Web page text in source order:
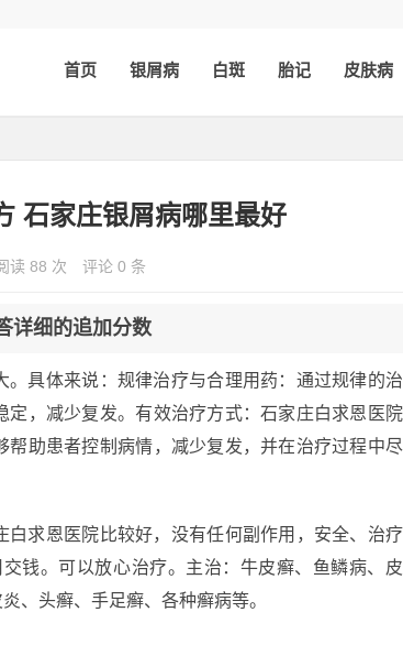
首页 银屑病 白斑 胎记 皮肤病
石家庄银屑病哪里最好
读 88 次 评论 0 条
详细的追加分数
具体来说：规律治疗与合理用药：通过规律的治
，减少复发。有效治疗方式：石家庄白求恩医院
助患者控制病情，减少复发，并在治疗过程中尽
求恩医院比较好，没有任何副作用，安全、治疗
钱。可以放心治疗。主治：牛皮癣、鱼鳞病、皮
、头癣、手足癣、各种癣病等。